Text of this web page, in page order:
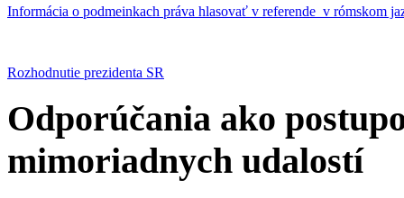
Informácia o podmeinkach práva hlasovať v referende v rómskom
Rozhodnutie prezidenta SR
Odporúčania ako
mimoriadnych udalostí